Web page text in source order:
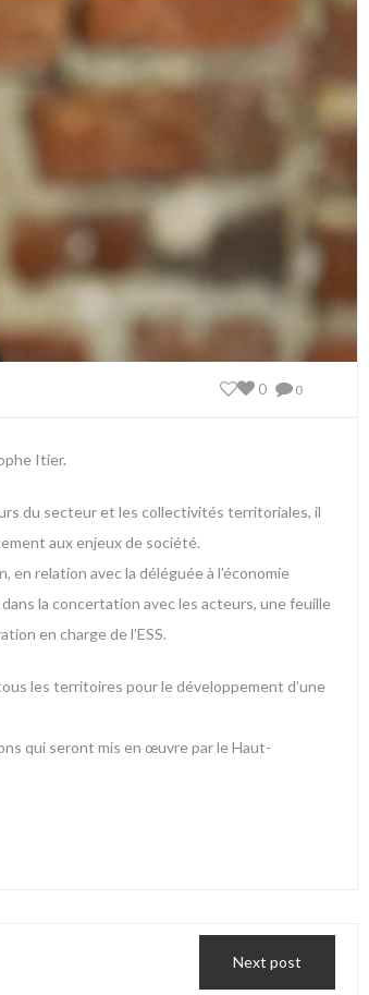
0
0
Itier.
du secteur et les collectivités territoriales, il
aux enjeux de société.
relation avec la déléguée à l’économie
la concertation avec les acteurs, une feuille
en charge de l’ESS.
les territoires pour le développement d’une
qui seront mis en œuvre par le Haut-
Next post